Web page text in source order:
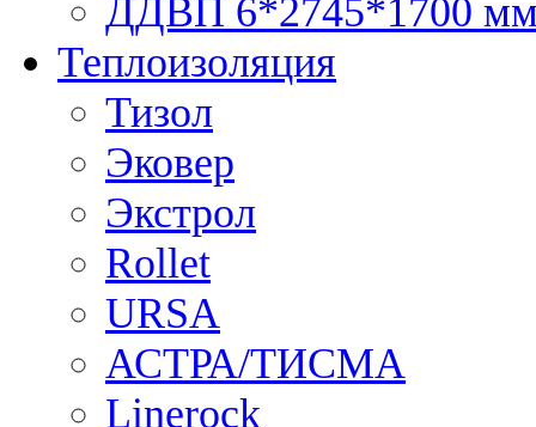
ДДВП 6*2745*1700
Теплоизоляция
Тизол
Эковер
Экстрол
Rollet
URSA
АСТРА/ТИСМА
Linerock